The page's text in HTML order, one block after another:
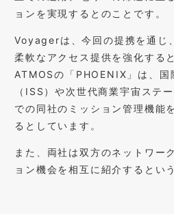
ョンを実現するとのことです。
Voyagerは、今回の提携を通じ
柔軟なアクセス提供を強化する
ATMOSの「PHOENIX」は、国
（ISS）や次世代商業宇宙ステ
での同社のミッション管理機能
るとしています。
また、両社は双方のネットワー
ョン機会を相互に紹介するとい